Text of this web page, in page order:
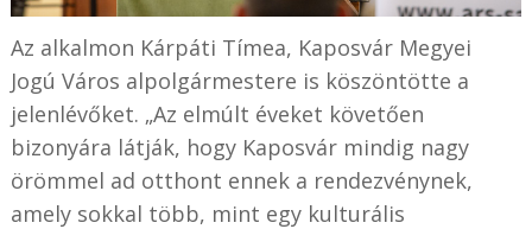
Az alkalmon Kárpáti Tímea, Kaposvár Megyei
Jogú Város alpolgármestere is köszöntötte a
jelenlévőket. „Az elmúlt éveket követően
bizonyára látják, hogy Kaposvár mindig nagy
örömmel ad otthont ennek a rendezvénynek,
amely sokkal több, mint egy kulturális